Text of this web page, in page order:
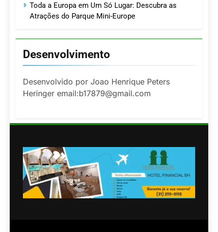
Toda a Europa em Um Só Lugar: Descubra as
Atrações do Parque Mini-Europe
Desenvolvimento
Desenvolvido por Joao Henrique Peters
Heringer email:b17879@gmail.com